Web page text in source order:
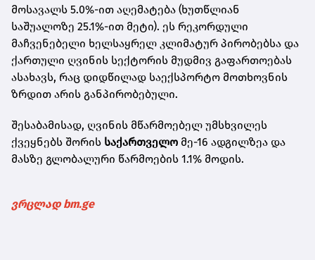
მოსავალს 5.0%-ით აღემატება (ხუთწლიან
საშუალოზე 25.1%-ით მეტი). ეს რეკორდული
მაჩვენებელი ხელსაყრელ კლიმატურ პირობებსა და
ქართული ღვინის სექტორის მუდმივ გაფართოებას
ასახავს, რაც დიდწილად საექსპორტო მოთხოვნის
ზრდით არის განპირობებული.
შესაბამისად, ღვინის მწარმოებელ უმსხვილეს
ქვეყნებს შორის საქართველო მე-16 ადგილზეა და
მასზე გლობალური წარმოების 1.1% მოდის.
ვრცლად bm.ge